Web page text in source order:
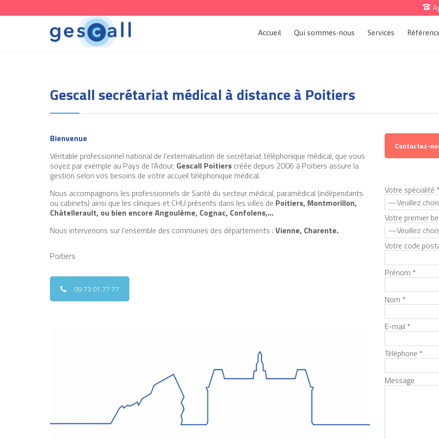

Accueil Qui sommes-nous Services
Gescall secrétariat médical à distance à Poitiers
Bienvenue
Véritable professionnel national de l’externalisation de secrétariat téléphonique médical, que vous
soyez par exemple au Pays de l’Adour, Gescall Poitiers créée depuis 2006 à Poitiers assure la
gestion selon vos besoins de votre accueil téléphonique médical.
Nous accompagnons les professionnels de Santé du secteur médical, paramédical (indépendants
ou cabinets) ainsi que les cliniques et CHU présents dans les villes de Poitiers, Montmorillon,
Châtellerault, ou bien encore Angoulème, Cognac, Confolens,…
Nous intervenons sur l’ensemble des communes des départements : Vienne, Charente.
Poitiers
09 73 01 77 77
Contactez-
Votre spécialité
Votre premier
Votre code
Prénom *
Nom *
E-mail *
Téléphone *
Message